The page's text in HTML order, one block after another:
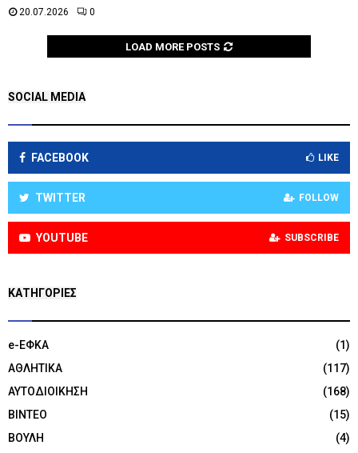
20.07.2026 0
LOAD MORE POSTS
SOCIAL MEDIA
FACEBOOK LIKE
TWITTER FOLLOW
YOUTUBE SUBSCRIBE
KΑΤΗΓΟΡΊΕΣ
e-ΕΦΚΑ
(1)
ΑΘΛΗΤΙΚΑ
(117)
ΑΥΤΟΔΙΟΙΚΗΣΗ
(168)
ΒΙΝΤΕΟ
(15)
ΒΟΥΛΗ
(4)